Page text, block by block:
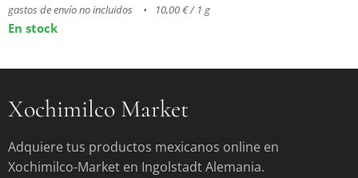
gastos de envío no incluidos 10,00 € / 1 g
En stock
Xochimilco Market
Adquiere tus productos mexicanos online en
Xochimilco-Market en Ingolstadt Alemania.